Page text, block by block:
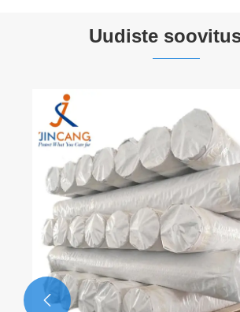
Uudiste
Millele tuleks pöörata, kui
tarpauliine?
Vaata rohkem >>
